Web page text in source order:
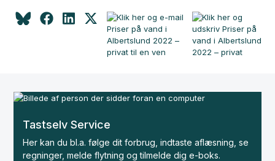
Tastselv Service
Her kan du bl.a. følge dit forbrug, indtaste aflæsning, se
regninger, melde flytning og tilmelde dig e-boks.